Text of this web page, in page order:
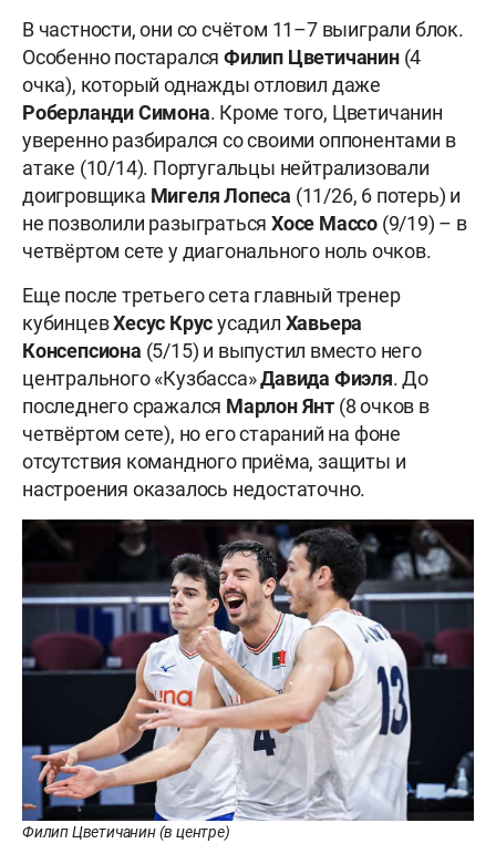
В частности, они со счётом 11–7 выиграли блок.
Особенно постаралсяФилип Цветичанин(4
очка), который однажды отловил даже
Роберланди Симона. Кроме того, Цветичанин
уверенно разбирался со своими оппонентами в
атаке (10/14). Португальцы нейтрализовали
доигровщика Мигеля Лопеса (11/26, 6 потерь) и
не позволили разыгратьсяХосе Массо (9/19) – в
четвёртом сете у диагонального ноль очков.
Еще после третьего сета главный тренер
кубинцевХесус Крусусадил Хавьера
Консепсиона (5/15) и выпустил вместо него
центрального «Кузбасса»Давида Фиэля. До
последнего сражался Марлон Янт (8 очков в
четвёртом сете), но его стараний на фоне
отсутствия командного приёма, защиты и
настроения оказалось недостаточно.
Филип Цветичанин (в центре)